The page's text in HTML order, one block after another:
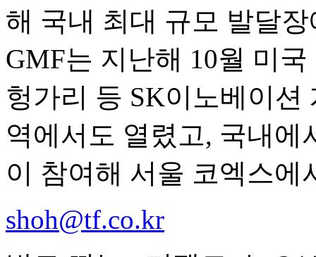
해 국내 최대 규모 발달
GMF는 지난해 10월 미
헝가리 등 SK이노베이
역에서도 열렸고, 국내에
이 참여해 서울 코엑스에
shoh@tf.co.kr